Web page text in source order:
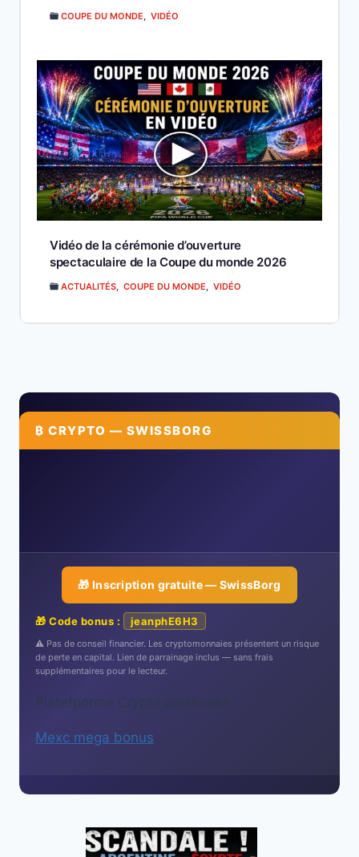
COUPE DU MONDE VIDÉO
Vidéo de la cérémonie d’ouverture
spectaculaire de la Coupe du monde 2026
ACTUALITÉS, COUPE DU MONDE, VIDÉO
₿ CRYPTO — SWISSBORG
🎁 Inscription gratuite — SwissBorg
🎁 Code bonus : jeanphE6H3
⚠️ Pas de conseil financier. Les cryptomonnaies présentent un risque
de perte en capital. Lien de parrainage inclus — sans frais
supplémentaires pour le lecteur.
Platefporme Crypto partenaire
Mexc mega bonus